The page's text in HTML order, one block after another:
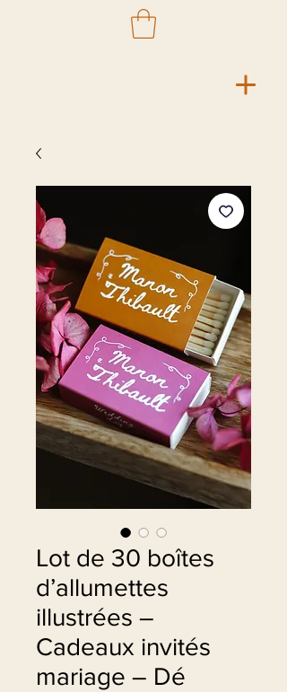
Lot de 30 boîtes
d’allumettes
illustrées –
Cadeaux invités
mariage – Dé